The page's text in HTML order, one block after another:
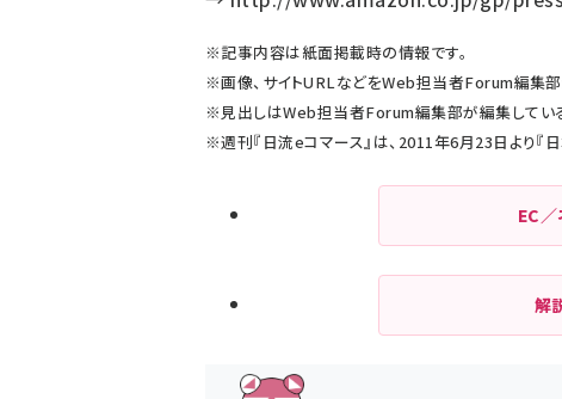
※記事内容は紙面掲載時の情報です。
※画像、サイトURLなどをWeb担当者Forum編集部
※見出しはWeb担当者Forum編集部が編集してい
※週刊『日流eコマース』は、2011年6月23日より『
EC／
解